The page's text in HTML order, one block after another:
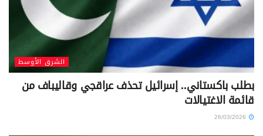
الشرق الأوسط
بطلب باكستاني.. إسرائيل تحذف عراقجي وقاليباف من
قائمة الاغتيالات